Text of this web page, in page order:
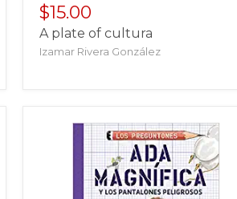
$15.00
A plate of cultura
Izamar Rivera González